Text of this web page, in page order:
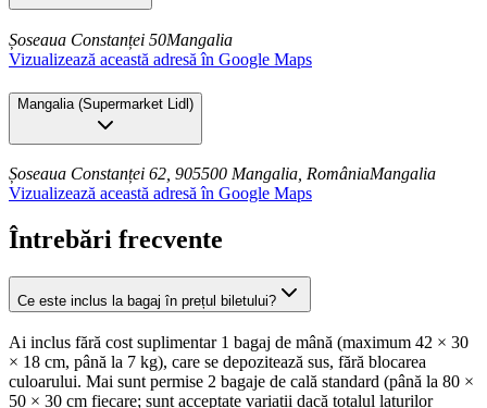
Șoseaua Constanței 50Mangalia
Vizualizează această adresă în Google Maps
Mangalia (Supermarket Lidl)
Șoseaua Constanței 62, 905500 Mangalia, RomâniaMangalia
Vizualizează această adresă în Google Maps
Întrebări frecvente
Ce este inclus la bagaj în prețul biletului?
Ai inclus fără cost suplimentar 1 bagaj de mână (maximum 42 × 30
× 18 cm, până la 7 kg), care se depozitează sus, fără blocarea
culoarului. Mai sunt permise 2 bagaje de cală standard (până la 80 ×
50 × 30 cm fiecare; sunt acceptate variații dacă totalul laturilor